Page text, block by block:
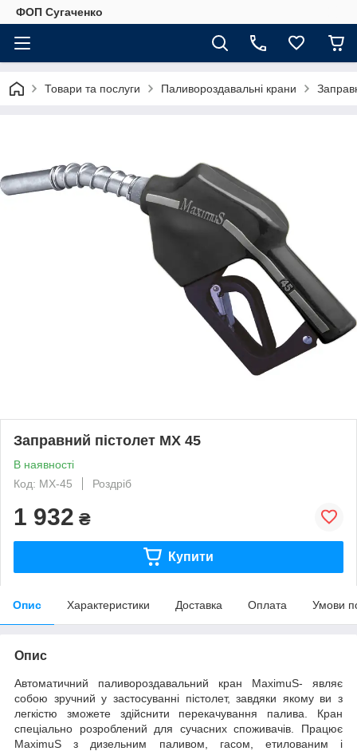
ФОП Сугаченко
Товари та послуги Паливороздавальні крани
Заправний пістолет МX 45
В наявності
Код: MX-45
Роздріб
1 932 ₴
Купити
Опис Характеристики Доставка Оплата Умови
Опис
Автоматичний паливороздавальний кран MaximuS- являє
собою зручний у застосуванні пістолет, завдяки якому ви з
легкістю зможете здійснити перекачування палива. Кран
спеціально розроблений для сучасних споживачів. Працює
MaximuS з дизельним паливом, гасом, етилованим і